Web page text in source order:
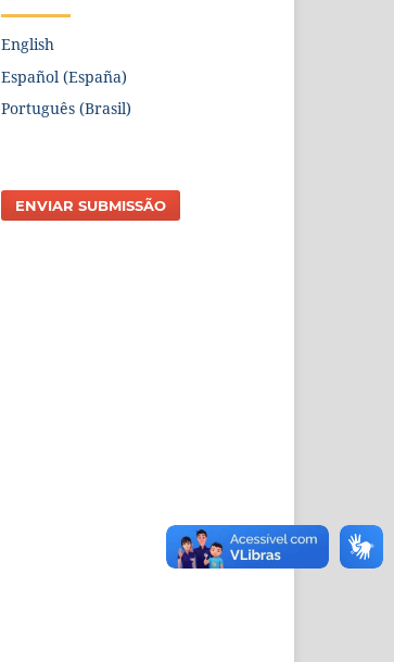
English
Español (España)
Português (Brasil)
ENVIAR SUBMISSÃO